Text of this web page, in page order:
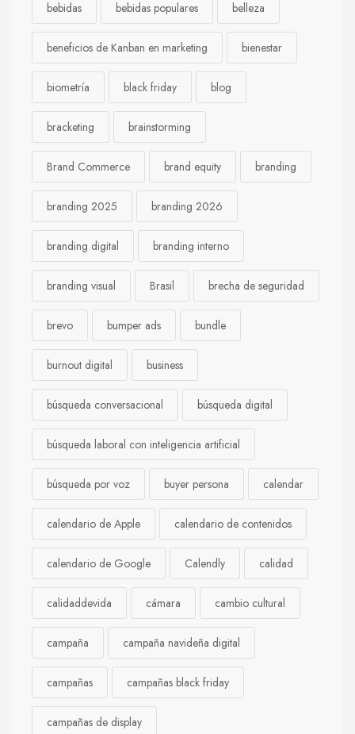
bebidas bebidas populares belleza
beneficios de Kanban en marketing bienestar
biometría black friday blog
bracketing brainstorming
Brand Commerce brand equity branding
branding 2025 branding 2026
branding digital branding interno
branding visual Brasil brecha de seguridad
brevo bumper ads bundle
burnout digital business
búsqueda conversacional búsqueda digital
búsqueda laboral con inteligencia artificial
búsqueda por voz buyer persona calendar
calendario de Apple calendario de contenidos
calendario de Google Calendly calidad
calidaddevida cámara cambio cultural
campaña campaña navideña digital
campañas campañas black friday
campañas de display